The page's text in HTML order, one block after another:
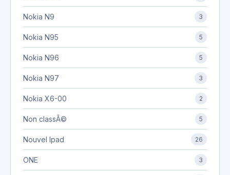
Nokia N9 3
Nokia N95 5
Nokia N96 5
Nokia N97 3
Nokia X6-00 2
Non classÃ© 5
Nouvel Ipad 26
ONE 3